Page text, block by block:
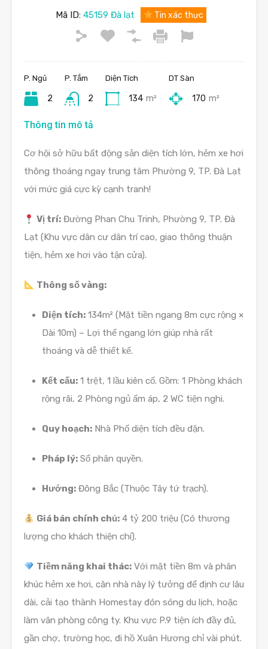
Mã ID:45159 Đà lạt Tin xác thực
P. Ngủ
2
P. Tắm
2
Diện Tích
134 m²
DT Sàn
170 m²
Thông tin mô tả
Cơ hội sở hữu bất động sản diện tích lớn, hẻm xe hơi
thông thoáng ngay trung tâm Phường 9, TP. Đà Lạt
với mức giá cực kỳ cạnh tranh!
Vị trí: Đường Phan Chu Trinh, Phường 9, TP. Đà
Lạt (Khu vực dân cư dân trí cao, giao thông thuận
tiện, hẻm xe hơi vào tận cửa).
Thông số vàng:
Diện tích: 134m² (Mặt tiền ngang 8m cực rộng ×
Dài 10m) – Lợi thế ngang lớn giúp nhà rất
thoáng và dễ thiết kế.
Kết cấu: 1 trệt, 1 lầu kiên cố. Gồm: 1 Phòng khách
rộng rãi, 2 Phòng ngủ ấm áp, 2 WC tiện nghi.
Quy hoạch: Nhà Phố diện tích đều đặn.
Pháp lý: Sổ phân quyền.
Hướng: Đông Bắc (Thuộc Tây tứ trạch).
Giá bán chính chủ: 4 tỷ 200 triệu (Có thương
lượng cho khách thiện chí).
Tiềm năng khai thác: Với mặt tiền 8m và phân
khúc hẻm xe hơi, căn nhà này lý tưởng để định cư lâu
dài, cải tạo thành Homestay đón sóng du lịch, hoặc
làm văn phòng công ty. Khu vực P.9 tiện ích đầy đủ,
gần chợ, trường học, đi hồ Xuân Hương chỉ vài phút.